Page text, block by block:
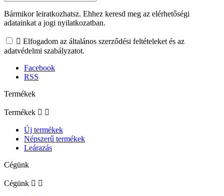
Bármikor leiratkozhatsz. Ehhez keresd meg az elérhetőségi
adatainkat a jogi nyilatkozatban.
 Elfogadom az általános szerződési feltételeket és az
adatvédelmi szabályzatot.
Facebook
RSS
Termékek
Termékek  
Új termékek
Népszerű termékek
Leárazás
Cégünk
Cégünk  